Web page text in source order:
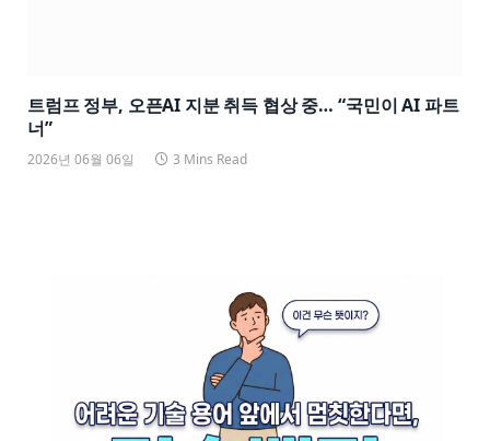
트럼프 정부, 오픈AI 지분 취득 협상 중… “국민이 AI 파트
너”
2026년 06월 06일 3 Mins Read